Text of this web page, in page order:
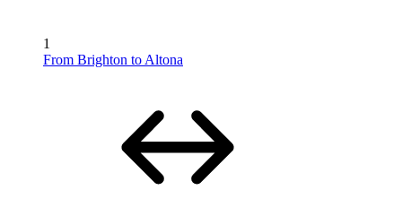
1
From Brighton to Altona